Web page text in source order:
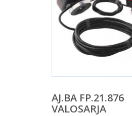
AJ.BA FP.21.876
VALOSARJA